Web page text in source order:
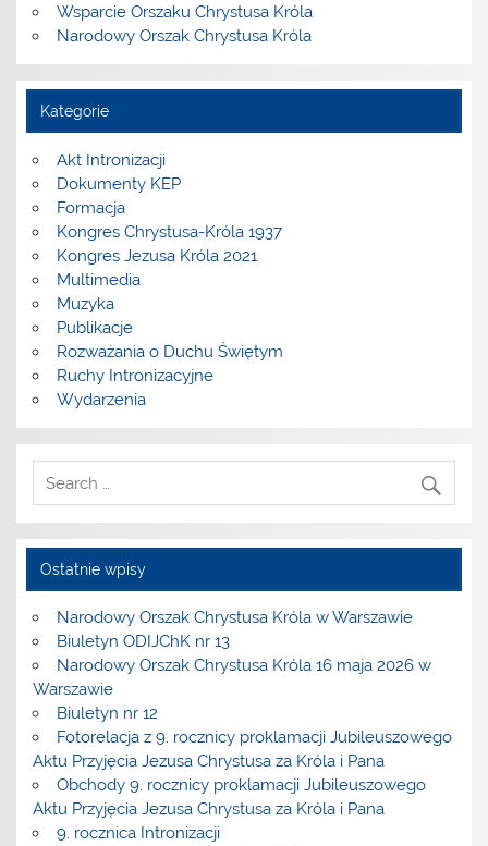
Wsparcie Orszaku Chrystusa Króla
Narodowy Orszak Chrystusa Króla
Kategorie
Akt Intronizacji
Dokumenty KEP
Formacja
Kongres Chrystusa-Króla 1937
Kongres Jezusa Króla 2021
Multimedia
Muzyka
Publikacje
Rozważania o Duchu Świętym
Ruchy Intronizacyjne
Wydarzenia
Ostatnie wpisy
Narodowy Orszak Chrystusa Króla w Warszawie
Biuletyn ODIJChK nr 13
Narodowy Orszak Chrystusa Króla 16 maja 2026 w
Warszawie
Biuletyn nr 12
Fotorelacja z 9. rocznicy proklamacji Jubileuszowego
Aktu Przyjęcia Jezusa Chrystusa za Króla i Pana
Obchody 9. rocznicy proklamacji Jubileuszowego
Aktu Przyjęcia Jezusa Chrystusa za Króla i Pana
9. rocznica Intronizacji